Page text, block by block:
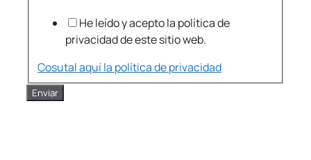
He leído y acepto la política de
privacidad de este sitio web.
Cosutal aquí la política de privacidad
Enviar